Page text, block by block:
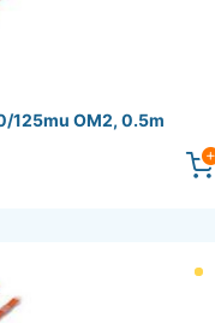
125mu OM2, 0.5m